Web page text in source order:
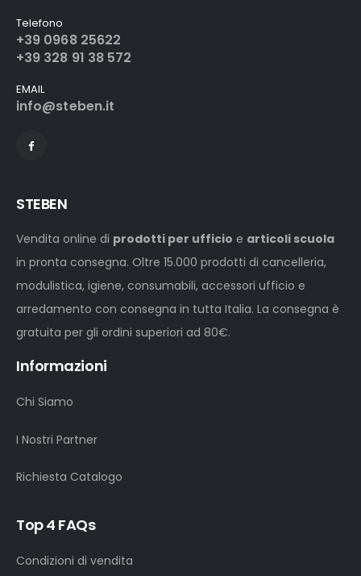
Telefono
+39 0968 25622
+39 328 91 38 572
EMAIL
info@steben.it
STEBEN
Vendita online di prodotti per ufficio e articoli scuola
in pronta consegna. Oltre 15.000 prodotti di cancelleria,
modulistica, igiene, consumabili, accessori ufficio e
arredamento con consegna in tutta Italia. La consegna è
gratuita per gli ordini superiori ad 80€.
Informazioni
Chi Siamo
I Nostri Partner
Richiesta Catalogo
Top 4 FAQs
Condizioni di vendita